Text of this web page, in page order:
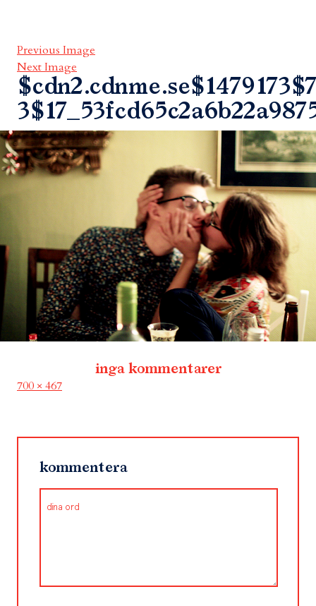
Previous Image
Next Image
inga kommentarer
Full
700 × 467
kommentera